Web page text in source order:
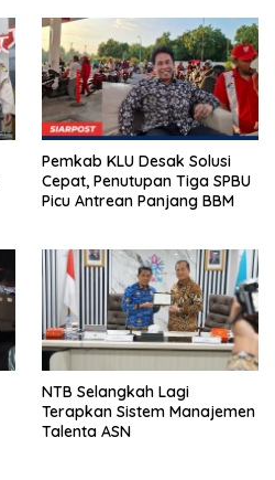
Pemkab KLU Desak Solusi
Cepat, Penutupan Tiga SPBU
Picu Antrean Panjang BBM
NTB Selangkah Lagi
Terapkan Sistem Manajemen
Talenta ASN